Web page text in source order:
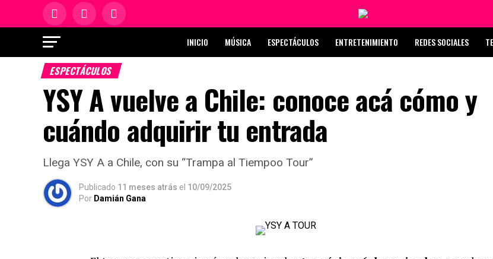
INICIO MÚSICA ESPECTÁCULOS ENTRETENIMIENTO REDES SOCIALES
ESPECTÁCULOS
YSY A vuelve a Chile: conoce acá cómo y
cuándo adquirir tu entrada
Llega YSY A a Chile, con su “Trampa al Tiempoo Tour”
Publicado 11 meses atrás el 10/09/2025
Por Damián Gana